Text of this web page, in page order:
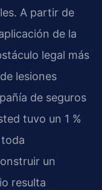
A partir de
de la
legal más
lesiones
de seguros
tuvo un 1 %
un
resulta